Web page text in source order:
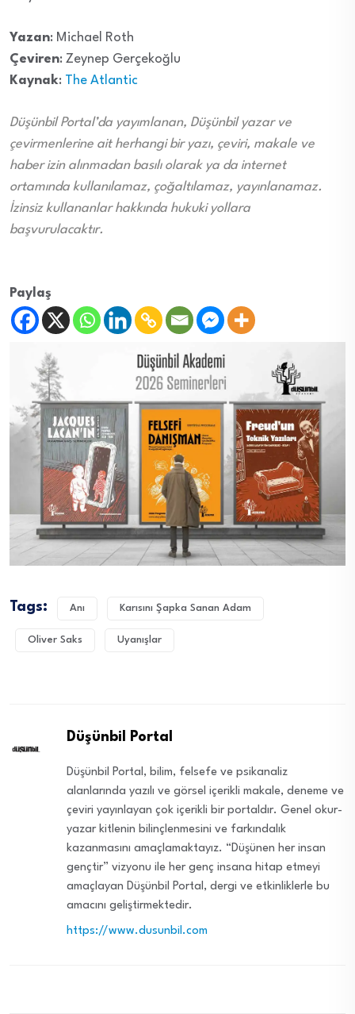
Yazan: Michael Roth
Çeviren: Zeynep Gerçekoğlu
Kaynak: The Atlantic
Düşünbil Portal’da yayımlanan, Düşünbil yazar ve
çevirmenlerine ait herhangi bir yazı, çeviri, makale ve
haber izin alınmadan basılı olarak ya da internet
ortamında kullanılamaz, çoğaltılamaz, yayınlanamaz.
İzinsiz kullananlar hakkında hukuki yollara
başvurulacaktır.
Paylaş
Tags: Anı Karısını Şapka Sanan Adam
Oliver Saks Uyanışlar
Düşünbil Portal
Düşünbil Portal, bilim, felsefe ve psikanaliz
alanlarında yazılı ve görsel içerikli makale, deneme ve
çeviri yayınlayan çok içerikli bir portaldır. Genel okur-
yazar kitlenin bilinçlenmesini ve farkındalık
kazanmasını amaçlamaktayız. “Düşünen her insan
gençtir” vizyonu ile her genç insana hitap etmeyi
amaçlayan Düşünbil Portal, dergi ve etkinliklerle bu
amacını geliştirmektedir.
https://www.dusunbil.com